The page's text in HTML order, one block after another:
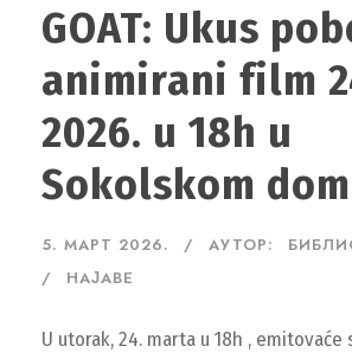
GOAT: Ukus
animirani film
2026. u 18h u
Sokolskom
5. МАРТ 2026. АУТОР:
НАЈАВЕ
U utorak, 24. marta u 18h ,